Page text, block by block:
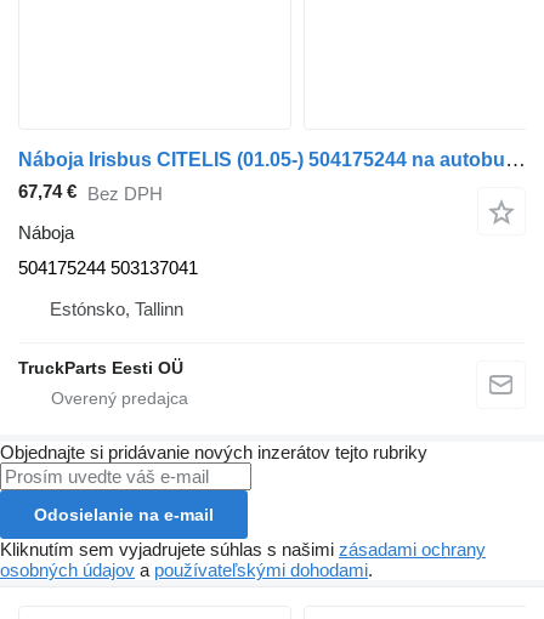
Náboja Irisbus CITELIS (01.05-) 504175244 na autobusa Irisbus Access, Evadys, Axer, Karosa, Recreo, Domino, Agora, Citelis, Eurorider (1999-)
67,74 € Bez DPH
Náboja
504175244 503137041
Estónsko, Tallinn
TruckParts Eesti OÜ
Objednajte si pridávanie nových inzerátov tejto rubriky
Odosielanie na e-mail
Kliknutím sem vyjadrujete súhlas s našimi zásadami ochrany
osobných údajov a používateľskými dohodami.